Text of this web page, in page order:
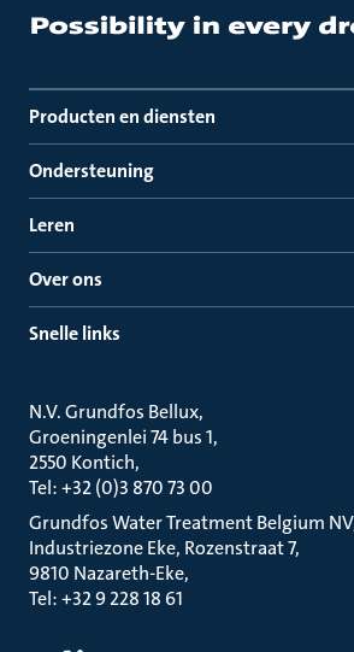
Producten en diensten
Ondersteuning
Leren
Over ons
Snelle links
N.V. Grundfos Bellux
Groeningenlei 74 bus 1
2550 Kontich
Tel: +32 (0)3 870 73 00
Grundfos Water Treatment Belgium NV
Industriezone Eke, Rozenstraat 7
9810 Nazareth-Eke
Tel: +32 9 228 18 61